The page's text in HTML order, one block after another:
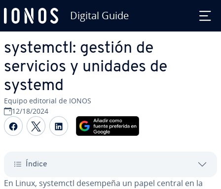
Digital Guide
systemctl: gestión de
servicios y unidades de
systemd
Equipo editorial de IONOS
12/18/2024
Compartir Facebook
Compartir Twitter
Compartir LinkedIn
Índice
En Linux, systemctl desempeña un papel central en la